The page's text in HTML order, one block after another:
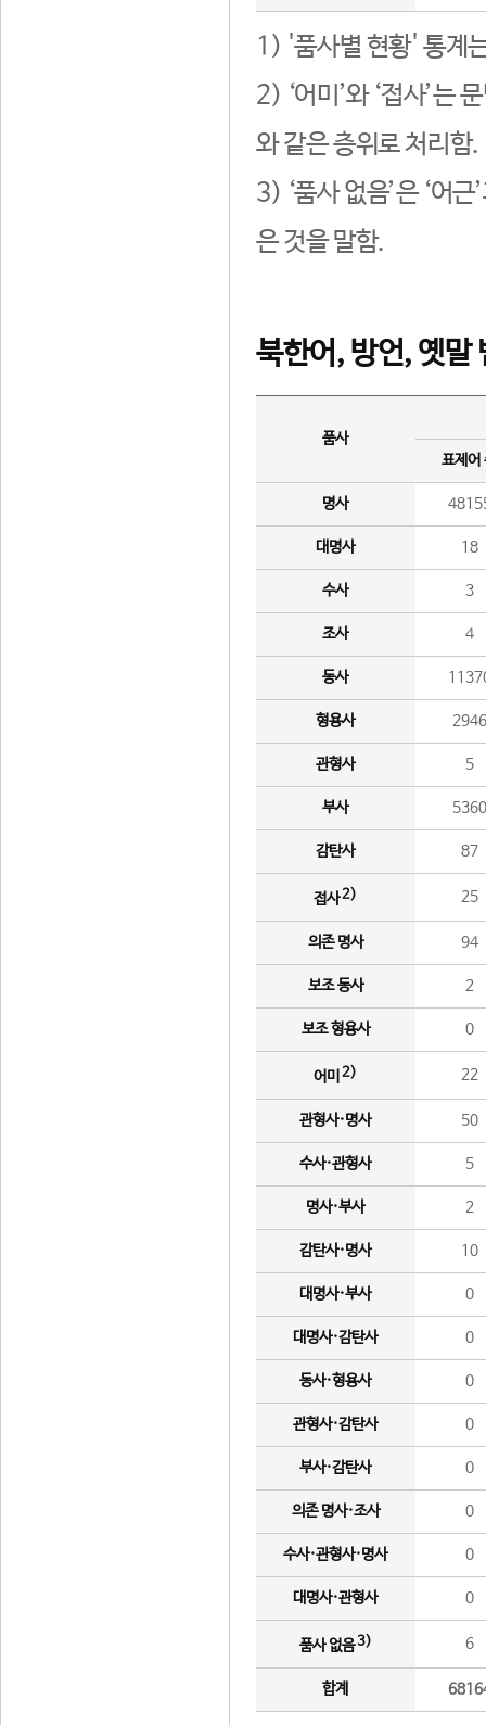
1) '품사별 현황' 통계
2) ‘어미’와 ‘접사’는
와 같은 층위로 처리함.
3) ‘품사 없음’은 ‘어
은 것을 말함.
북한어, 방언, 옛말
품사
표제어
명사
대명사 18
수사 3
조사 4
동사
형용사 2946
관형사 5
부사 5360
감탄사 87
접사2) 25
의존 명사 94
보조 동사 2
보조 형용사 0
어미 2) 22
관형사·명사 50
수사·관형사 5
명사·부사 2
감탄사·명사 10
대명사·부사 0
대명사·감탄사 0
동사·형용사 0
관형사·감탄사 0
부사·감탄사 0
의존 명사·조사 0
수사·관형사·명사 0
대명사·관형사 0
품사 없음3) 6
합계